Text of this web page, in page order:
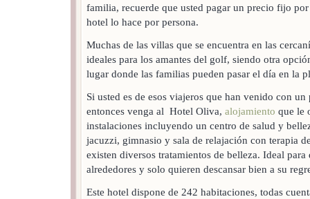
familia, recuerde que usted pagar un precio fijo
hotel lo hace por persona.
Muchas de las villas que se encuentra en las
ideales para los amantes del golf, siendo otra
lugar donde las familias pueden pasar el día en la
Si usted es de esos viajeros que han venido con
entonces venga al Hotel Oliva, alojamiento que le
instalaciones incluyendo un centro de salud y
jacuzzi, gimnasio y sala de relajación con terapia
existen diversos tratamientos de belleza. Ideal
alrededores y solo quieren descansar bien a su
Este hotel dispone de 242 habitaciones, todas